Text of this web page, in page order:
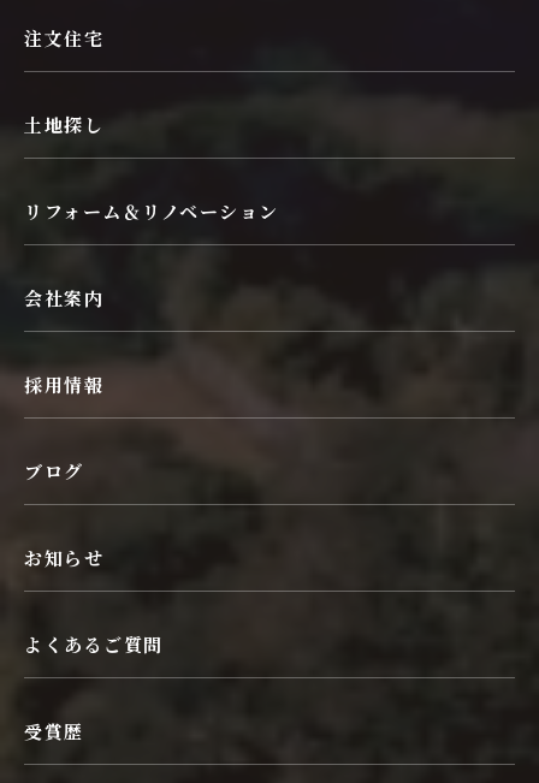
注文住宅
土地探し
リフォーム＆リノベーション
会社案内
採用情報
ブログ
お知らせ
よくあるご質問
受賞歴